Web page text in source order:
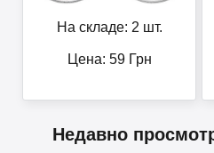
На складе: 2 шт.
Цена: 59Грн
Недавно